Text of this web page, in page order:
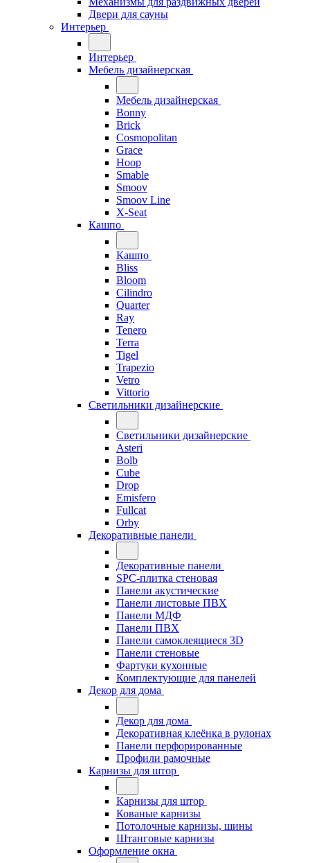
Двери для сауны
Интерьер
Интерьер
Мебель дизайнерская
Мебель дизайнерская
Bonny
Brick
Cosmopolitan
Grace
Hoop
Smable
Smoov
Smoov Line
X-Seat
Кашпо
Кашпо
Bliss
Bloom
Cilindro
Quarter
Ray
Tenero
Terra
Tigel
Trapezio
Vetro
Vittorio
Светильники дизайнерские
Светильники дизайнерские
Asteri
Bolb
Cube
Drop
Emisfero
Fullcat
Orby
Декоративные панели
Декоративные панели
SPC-плитка стеновая
Панели акустические
Панели листовые ПВХ
Панели МДФ
Панели ПВХ
Панели самоклеящиеся 3D
Панели стеновые
Фартуки кухонные
Комплектующие для панелей
Декор для дома
Декор для дома
Декоративная клеёнка в рулонах
Панели перфорированные
Профили рамочные
Карнизы для штор
Карнизы для штор
Кованые карнизы
Потолочные карнизы, шины
Штанговые карнизы
Оформление окна